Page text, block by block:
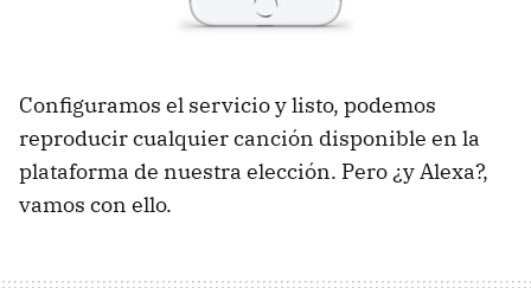
Configuramos el servicio y listo, podemos
reproducir cualquier canción disponible en la
plataforma de nuestra elección. Pero ¿y Alexa?,
vamos con ello.